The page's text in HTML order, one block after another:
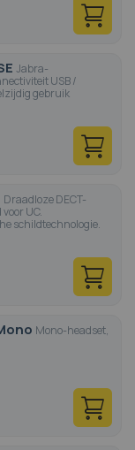
Jabra-
USB /
gebruik
Draadloze DECT-
UC.
schildtechnologie.
Mono-headset,